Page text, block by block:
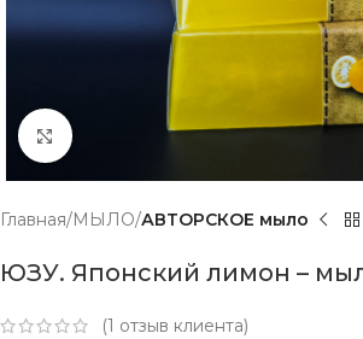
Нажмите, чтобы увеличить
Главная МЫЛО АВТОРСКОЕ мыло
ЮЗУ. Японский лимон –
(1 отзыв клиента)